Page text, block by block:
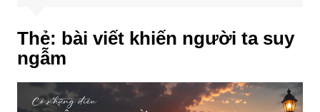
Thẻ: bài viết khiến người ta suy
ngẫm